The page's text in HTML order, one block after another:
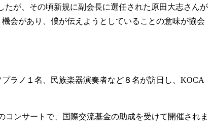
が、その頃新規に副会長に選任された原田大志さんが
会があり、僕が伝えようとしていることの意味が協会
ラノ１名、民族楽器演奏者など８名が訪日し、KOCA
ンサートで、国際交流基金の助成を受けて開催されま